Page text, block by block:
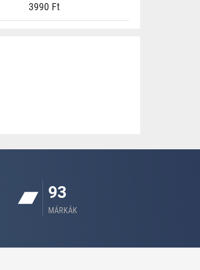
3990 Ft
93
MÁRKÁK